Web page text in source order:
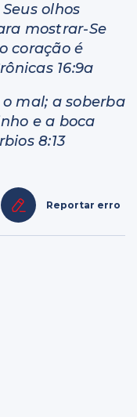
olhos
mostrar-Se
coração é
16:9a
o mal; a soberba
e a boca
8:13
Reportar erro